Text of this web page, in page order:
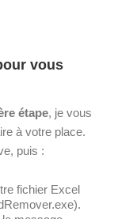
vous
étape, je vous
à votre place.
puis :
fichier Excel